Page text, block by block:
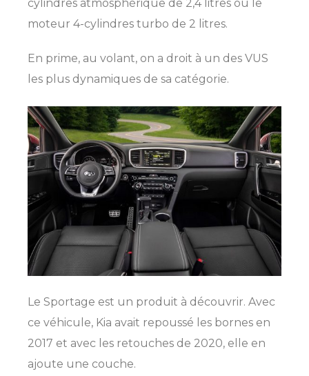
cylindres atmosphérique de 2,4 litres ou le
moteur 4-cylindres turbo de 2 litres.
En prime, au volant, on a droit à un des VUS
les plus dynamiques de sa catégorie.
Le Sportage est un produit à découvrir. Avec
ce véhicule, Kia avait repoussé les bornes en
2017 et avec les retouches de 2020, elle en
ajoute une couche.
SHERBROOKE
MAGOG
DRUMMONDVILLE
COWANSVILLE
SHERBROOKE
ST-HYACINTHE
GRANBY
SHERBROOKE